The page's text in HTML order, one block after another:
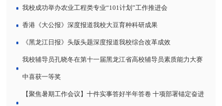
我校成功举办农业工程类专业“101计划”工作推进会
香港《大公报》深度报道我校大豆育种科研成果
《黑龙江日报》头版头题深度报道我校综合改革成效
我校辅导员孔晓冬在第十一届黑龙江省高校辅导员素质能力大赛
中喜获一等奖
【聚焦暑期工作会议】十件实事答好半年答卷 十项部署锚定奋进